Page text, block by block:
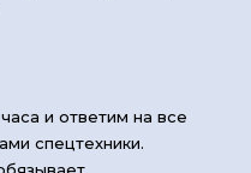
и ответим на все
спецтехники.